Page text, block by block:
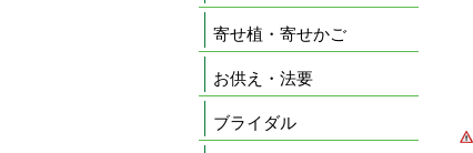
寄せ植・寄せかご
お供え・法要
ブライダル